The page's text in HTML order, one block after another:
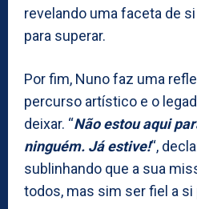
revelando uma faceta de
para superar.
Por fim, Nuno faz uma
percurso artístico e o
deixar. “Não estou aqui
ninguém. Já estive!“,
sublinhando que a sua
todos, mas sim ser fiel a si